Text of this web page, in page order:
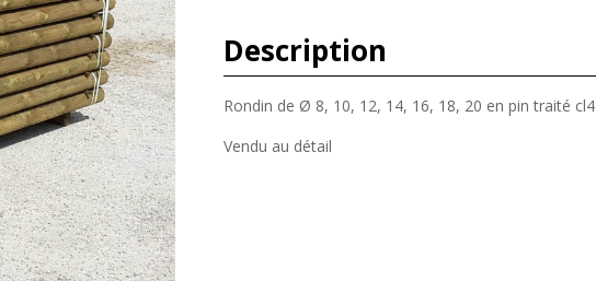
Description
Rondin de Ø 8, 10, 12, 14, 16, 18, 20 en pin traité cl4
Vendu au détail